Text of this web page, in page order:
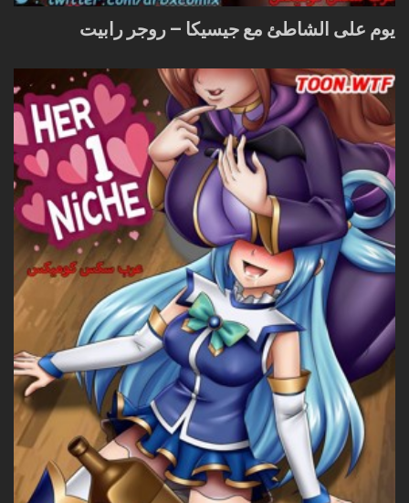
يوم على الشاطئ مع جيسيكا – روجر رابيت